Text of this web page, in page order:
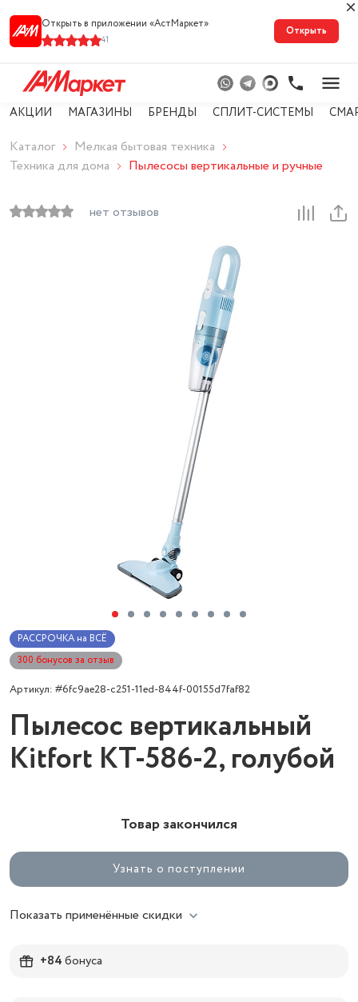
Открыть в приложении «АстМарке‪т‬»
41
Открыть
АКЦИИ МАГАЗИНЫ БРЕНДЫ СПЛИТ-СИСТЕМЫ
Каталог
Мелкая бытовая техника
Техника для дома
Пылесосы вертикальные и ручные
нет отзывов
РАССРОЧКА на ВСЁ
300 бонусов за отзыв
Артикул: #6fc9ae28-c251-11ed-844f-00155d7faf82
Пылесос вертикальный
Kitfort КТ-586-2, голубой
Товар закончился
Узнать о поступлении
Показать применённые скидки
+84бонуса